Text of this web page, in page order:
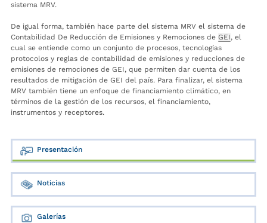
sistema MRV.
De igual forma, también hace parte del sistema MRV el sistema de
Contabilidad De Reducción de Emisiones y Remociones de GEI, el
cual se entiende como un conjunto de procesos, tecnologías
protocolos y reglas de contabilidad de emisiones y reducciones de
emisiones de remociones de GEI, que permiten dar cuenta de los
resultados de mitigación de GEI del país. Para finalizar, el sistema
MRV también tiene un enfoque de financiamiento climático, en
términos de la gestión de los recursos, el financiamiento,
instrumentos y receptores.
Presentación
Noticias
Galerías